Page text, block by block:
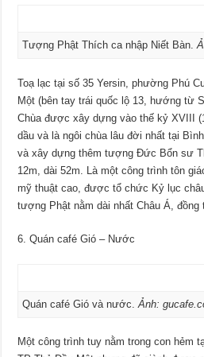
Tượng Phật Thích ca nhập Niết Bàn.
Toạ lạc tại số 35 Yersin, phường Phú
Một (bên tay trái quốc lộ 13, hướng từ
Chùa được xây dựng vào thế kỷ XVIII
dầu và là ngôi chùa lâu đời nhất tại
và xây dựng thêm tượng Đức Bổn sư
12m, dài 52m. Là một công trình tôn
mỹ thuật cao, được tổ chức Kỷ lục
tượng Phật nằm dài nhất Châu Á, đồng
6. Quán café Gió – Nước
Quán café Gió và nước. Ảnh:
Một công trình tuy nằm trong con hẻm